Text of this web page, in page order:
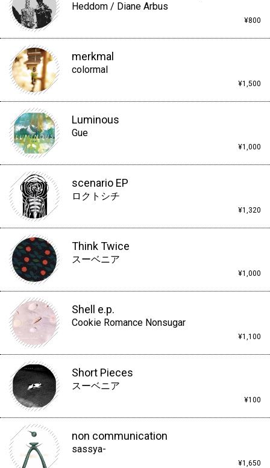
Heddom / Diane Arbus
¥800
merkmal
colormal
¥1,500
Luminous
Gue
¥1,000
scenario EP
ロクトシチ
¥1,320
Think Twice
スーベニア
¥1,000
Shell e.p.
Cookie Romance Nonsugar
¥1,100
Short Pieces
スーベニア
¥100
non communication
sassya-
¥1,650